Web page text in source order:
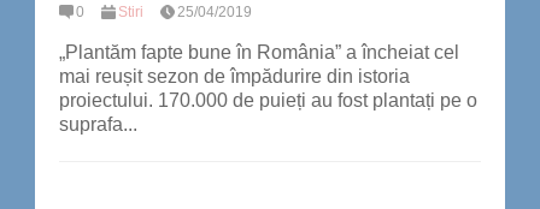
0 Stiri 25/04/2019
„Plantăm fapte bune în România” a încheiat cel
mai reușit sezon de împădurire din istoria
proiectului. 170.000 de puieți au fost plantați pe o
suprafa...